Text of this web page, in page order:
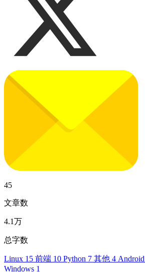
45
文章数
4.1万
总字数
Linux 15 前端 10 Python 7 其他 4 Android
Windows 1